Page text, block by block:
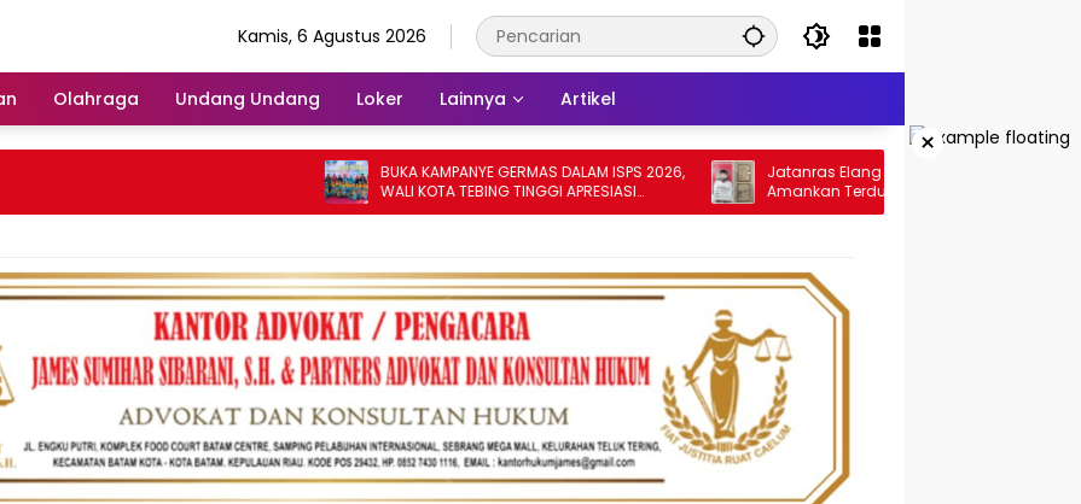
Kamis, 6 Agustus 2026
Olahraga Undang Undang Loker Lainnya Artikel
×
BUKA KAMPANYE GERMAS DALAM ISPS 2026,
WALI KOTA TEBING TINGGI APRESIASI
PENURUNAN STUNTING
Jatanras Elang Sakti Polres Tebing Tinggi
Amankan Terduga Pelaku Penggelapan
Sepeda Motor